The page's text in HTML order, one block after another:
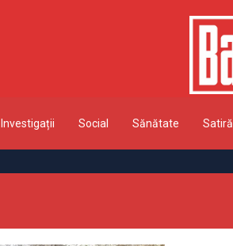
Investigații Social Sănătate Satiră